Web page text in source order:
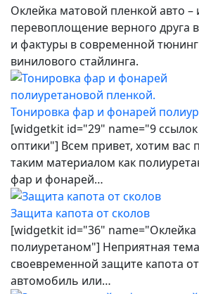
Оклейка матовой пленкой авто
перевоплощение верного друга
и фактуры в современной
винилового стайлинга.
Тонировка фар и фонарей
[widgetkit id="29" name="9
оптики"] Всем привет, хотим вас
таким материалом как
фар и фонарей…
Защита капота от сколов
[widgetkit id="36" name="Оклейка
полиуретаном"] Неприятная
своевременной защите капота
автомобиль или…